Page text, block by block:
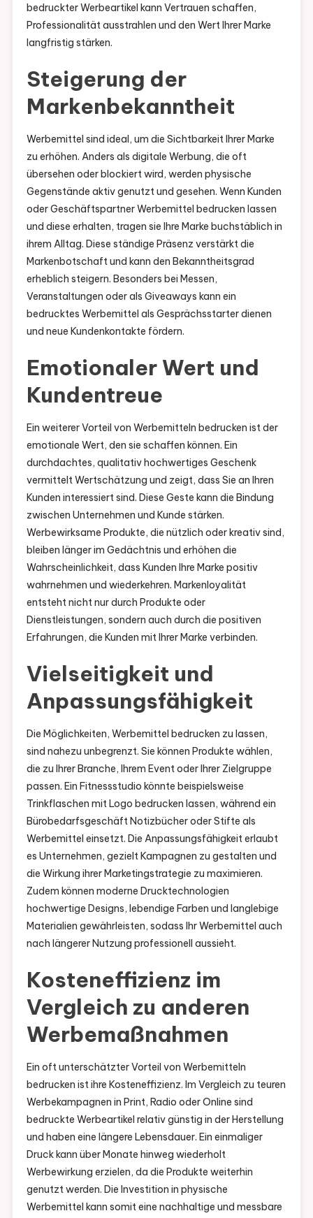
bedruckter Werbeartikel kann Vertrauen schaffen,
Professionalität ausstrahlen und den Wert Ihrer Marke
langfristig stärken.
Steigerung der
Markenbekanntheit
Werbemittel sind ideal, um die Sichtbarkeit Ihrer Marke
zu erhöhen. Anders als digitale Werbung, die oft
übersehen oder blockiert wird, werden physische
Gegenstände aktiv genutzt und gesehen. Wenn Kunden
oder Geschäftspartner Werbemittel bedrucken lassen
und diese erhalten, tragen sie Ihre Marke buchstäblich in
ihrem Alltag. Diese ständige Präsenz verstärkt die
Markenbotschaft und kann den Bekanntheitsgrad
erheblich steigern. Besonders bei Messen,
Veranstaltungen oder als Giveaways kann ein
bedrucktes Werbemittel als Gesprächsstarter dienen
und neue Kundenkontakte fördern.
Emotionaler Wert und
Kundentreue
Ein weiterer Vorteil von Werbemitteln bedrucken ist der
emotionale Wert, den sie schaffen können. Ein
durchdachtes, qualitativ hochwertiges Geschenk
vermittelt Wertschätzung und zeigt, dass Sie an Ihren
Kunden interessiert sind. Diese Geste kann die Bindung
zwischen Unternehmen und Kunde stärken.
Werbewirksame Produkte, die nützlich oder kreativ sind,
bleiben länger im Gedächtnis und erhöhen die
Wahrscheinlichkeit, dass Kunden Ihre Marke positiv
wahrnehmen und wiederkehren. Markenloyalität
entsteht nicht nur durch Produkte oder
Dienstleistungen, sondern auch durch die positiven
Erfahrungen, die Kunden mit Ihrer Marke verbinden.
Vielseitigkeit und
Anpassungsfähigkeit
Die Möglichkeiten, Werbemittel bedrucken zu lassen,
sind nahezu unbegrenzt. Sie können Produkte wählen,
die zu Ihrer Branche, Ihrem Event oder Ihrer Zielgruppe
passen. Ein Fitnessstudio könnte beispielsweise
Trinkflaschen mit Logo bedrucken lassen, während ein
Bürobedarfsgeschäft Notizbücher oder Stifte als
Werbemittel einsetzt. Die Anpassungsfähigkeit erlaubt
es Unternehmen, gezielt Kampagnen zu gestalten und
die Wirkung ihrer Marketingstrategie zu maximieren.
Zudem können moderne Drucktechnologien
hochwertige Designs, lebendige Farben und langlebige
Materialien gewährleisten, sodass Ihr Werbemittel auch
nach längerer Nutzung professionell aussieht.
Kosteneffizienz im
Vergleich zu anderen
Werbemaßnahmen
Ein oft unterschätzter Vorteil von Werbemitteln
bedrucken ist ihre Kosteneffizienz. Im Vergleich zu teuren
Werbekampagnen in Print, Radio oder Online sind
bedruckte Werbeartikel relativ günstig in der Herstellung
und haben eine längere Lebensdauer. Ein einmaliger
Druck kann über Monate hinweg wiederholt
Werbewirkung erzielen, da die Produkte weiterhin
genutzt werden. Die Investition in physische
Werbemittel kann somit eine nachhaltige und messbare